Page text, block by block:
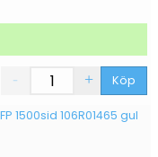
Köp
1500sid 106R01465 gul